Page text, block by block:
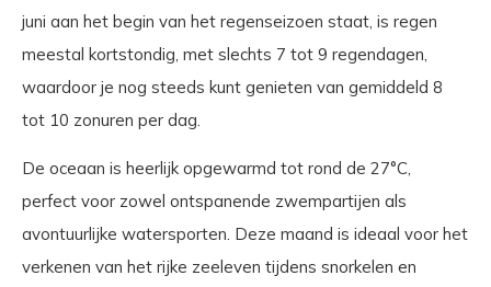
juni aan het begin van het regenseizoen staat, is regen
meestal kortstondig, met slechts 7 tot 9 regendagen,
waardoor je nog steeds kunt genieten van gemiddeld 8
tot 10 zonuren per dag.
De oceaan is heerlijk opgewarmd tot rond de 27°C,
perfect voor zowel ontspanende zwempartijen als
avontuurlijke watersporten. Deze maand is ideaal voor het
verkenen van het rijke zeeleven tijdens snorkelen en